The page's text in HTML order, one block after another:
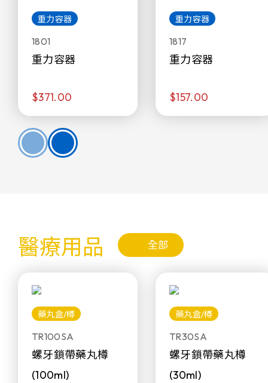
重力容器
1801
重力容器
$371.00
重力容器
1817
重力容器
$157.00
醫療用品 全部
藥丸盒/樽
TR100SA
螺牙鎖帶藥丸樽
(100ml)
藥丸盒/樽
TR30SA
螺牙鎖帶藥丸樽
(30ml)